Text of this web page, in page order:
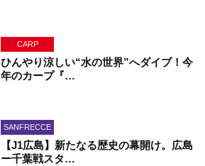
CARP
ひんやり涼しい“水の世界”へダイブ！今
年のカープ『…
SANFRECCE
【J1広島】新たなる歴史の幕開け。広島
ー千葉戦スタ…